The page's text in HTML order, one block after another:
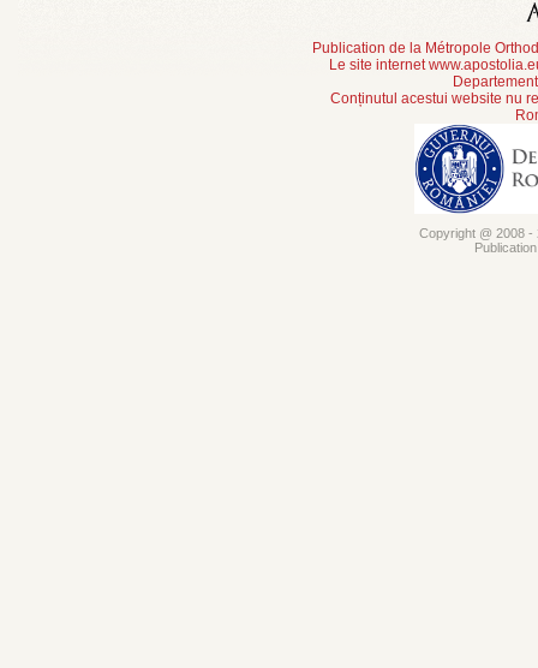
Publication de la Métropole
Le site internet
Conținutul acestui website nu
Copyright @ 2008 -